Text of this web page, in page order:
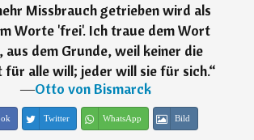
Missbrauch getrieben wird als
Worte 'frei'. Ich traue dem Wort
aus dem Grunde, weil keiner die
für alle will; jeder will sie für sich.“
―Otto von Bismarck
Twitter WhatsApp Bild